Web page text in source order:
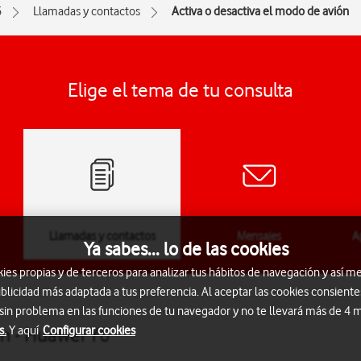
Llamadas y contactos Activa o desactiva el modo de avión
Elige el tema de tu consulta
Llamadas y contactos Mensajes
- Huawei Y6
Ya sabes... lo de las cookies
propias y de terceros para analizar tus hábitos de navegación y así
más adaptada a tus preferencia. Al aceptar las cookies
problema en las funciones de tu navegador y no te llevará más de 4
Y aquí Configurar cookies